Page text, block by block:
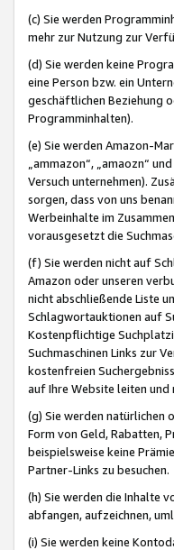
(c) Sie werden
mehr zur Nutzung zur
(d) Sie werden keine
eine Person bzw. ein
geschäftlichen Beziehung
Programminhalten).
(e) Sie werden Amazon-
„ammazon“, „amaozn“
Versuch unternehmen).
sorgen, dass von uns
Werbeinhalte im
vorausgesetzt die
(f) Sie werden nicht auf
Amazon oder unseren
nicht abschließende Liste
Schlagwortauktionen auf
Kostenpflichtige
Suchmaschinen Links zur
kostenfreien
auf Ihre Website leiten
(g) Sie werden natürlichen
Form von Geld, Rabatten,
beispielsweise keine
Partner-Links zu besuchen.
(h) Sie werden die Inhalte
abfangen, aufzeichnen,
(i) Sie werden keine